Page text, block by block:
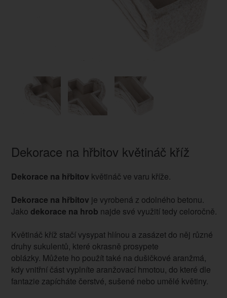
Dekorace na hřbitov květináč kříž
Dekorace na hřbitov květináč ve varu kříže.
Dekorace na hřbitov je vyrobená z odolného betonu.
Jako dekorace na hrob najde své využití tedy celoročně.
Květináč kříž stačí vysypat hlínou a zasázet do něj různé
druhy sukulentů, které okrasně prosypete
oblázky. Můžete ho použít také na dušičkové aranžmá,
kdy vnitřní část vyplníte aranžovací hmotou, do které dle
fantazie zapícháte čerstvé, sušené nebo umělé květiny.